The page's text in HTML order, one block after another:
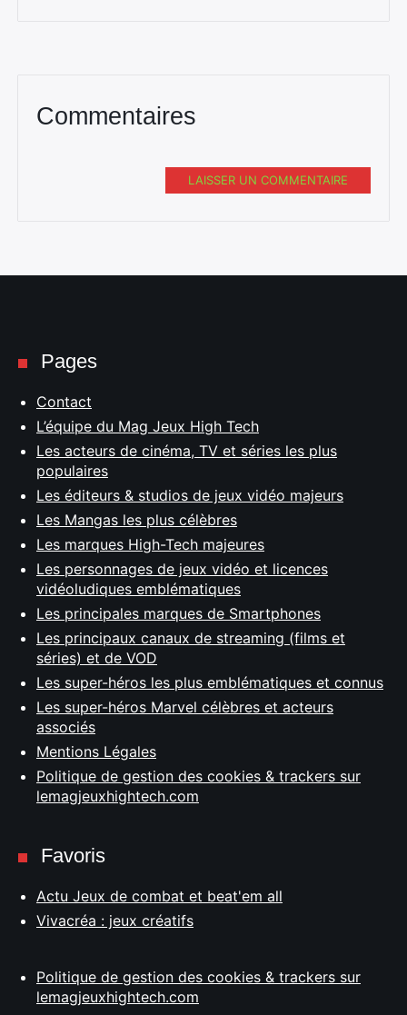
Commentaires
LAISSER UN COMMENTAIRE
Pages
Contact
L’équipe du Mag Jeux High Tech
Les acteurs de cinéma, TV et séries les plus
populaires
Les éditeurs & studios de jeux vidéo majeurs
Les Mangas les plus célèbres
Les marques High-Tech majeures
Les personnages de jeux vidéo et licences
vidéoludiques emblématiques
Les principales marques de Smartphones
Les principaux canaux de streaming (films et
séries) et de VOD
Les super-héros les plus emblématiques et connus
Les super-héros Marvel célèbres et acteurs
associés
Mentions Légales
Politique de gestion des cookies & trackers sur
lemagjeuxhightech.com
Favoris
Actu Jeux de combat et beat'em all
Vivacréa : jeux créatifs
Politique de gestion des cookies & trackers sur
lemagjeuxhightech.com